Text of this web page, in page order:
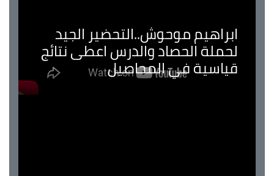
ابراهيم موحوش..التحضير الجيد
لحملة الحصاد والدرس اعطى نتائج
قياسية في المحاصيل